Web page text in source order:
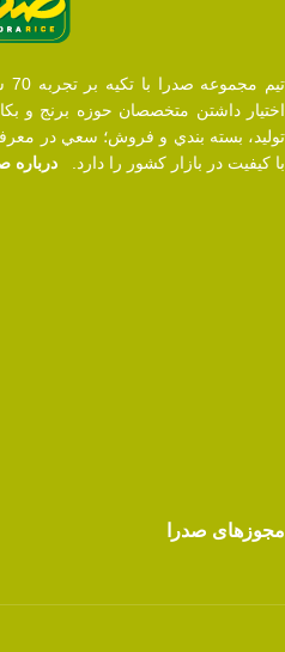
اختيار داشتن متخصصان حوزه برنج و
توليد، بسته بندي و فروش؛ سعي در
با کيفيت در بازار کشور را دارد. درباره
مجوزهای صدرا